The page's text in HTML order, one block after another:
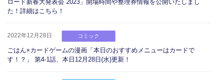
ロード新春大発表会 2023」開場時間や整理券情報を公開いたしまし
た！詳細はこちら！
2022年12月28日 コミック
ごはん×カードゲームの漫画「本日のおすすめメニューはカードで
す！？」 第4-1話、本日12月28日(水)更新！